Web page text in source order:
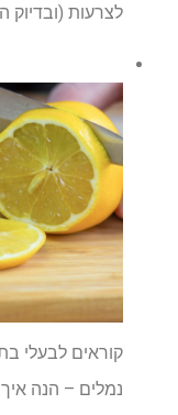
לצרעות (ובדיוק
קוראים לבעלי
נמלים – הנה